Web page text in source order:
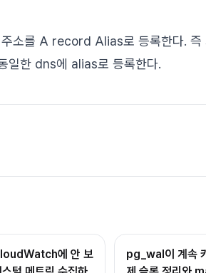
소를 A record Alias로 등록한다.
한 dns에 alias로 등록한다.
에 안 보
pg_wal이 계속